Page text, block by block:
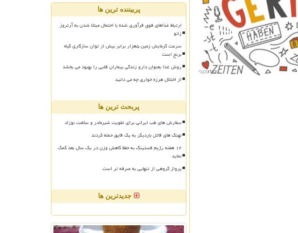
پربیننده ترین ها
ارتباط غذاهای فوق فرآوری شده با احتمال مبتلا شدن به آرتروز
زانو
سرعت گرمایش زمین ۵هزار برابر بیش از توان سازگاری گیاه
برنج است
روش غذا بعنوان دارو زندگی بیماران قلبی را بهبود می بخشد
از اختلال هرزه خواری چه می دانید
پربحث ترین ها
سفارش های طب ایرانی برای تقویت شیرمادر و سلامت نوزاد
نهنگ های قاتل باردیگر به یک قایق حمله کردند
۱۲ هفته رژیم فستینگ به حفظ کاهش وزن در یک سال بعد کمک
نماید
پرواز گروهی از تنهایی به صرفه تر است
جدیدترین ها